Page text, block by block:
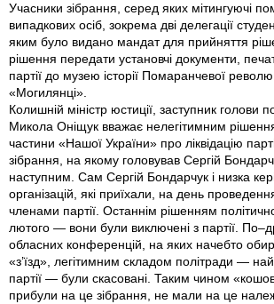
Учасники зібрання, серед яких мітингуючі
випадкових осіб, зокрема дві делегації
яким було видано мандат для прийняття
рішення передати установчі документи,
партії до музею історії Помаранчевої
«Могилянці».
Колишній міністр юстиції, заступник голови
Микола Оніщук вважає нелегітимним
частини «Нашої України» про ліквідацію
зібрання, на якому головував Сергій
наступним. Сам Сергій Бондарчук і низка
організацій, які приїхали, на день
членами партії. Останнім рішенням
лютого — вони були виключені з партії.
обласних конференцій, на яких начебто
«з’їзд», легітимним складом політради —
партії — були скасовані. Таким чином
прибули на це зібрання, не мали на це